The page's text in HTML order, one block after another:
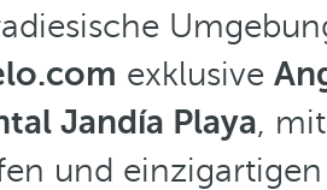
exklusive
Jandía Playa,
und